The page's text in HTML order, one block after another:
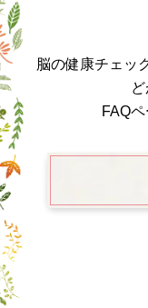
脳の健康チェッ
FAQ